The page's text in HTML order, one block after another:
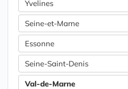
Yvelines
Seine-et-Marne
Essonne
Seine-Saint-Denis
Val-de-Marne